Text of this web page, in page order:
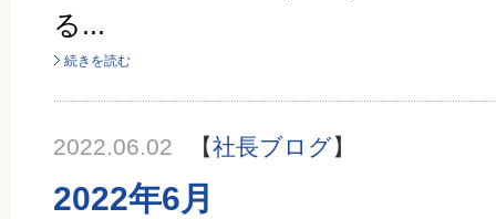
る...
続きを読む
2022.06.02 【社長ブログ】
2022年6月